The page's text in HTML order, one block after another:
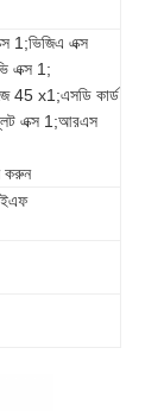
1;ভিজিএ এক্স
এক্স 1;
45 x1;এসডি কার্ড
এক্স 1;আরএস
করুন